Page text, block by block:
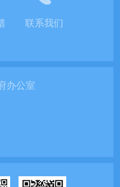
联系我们
办公室